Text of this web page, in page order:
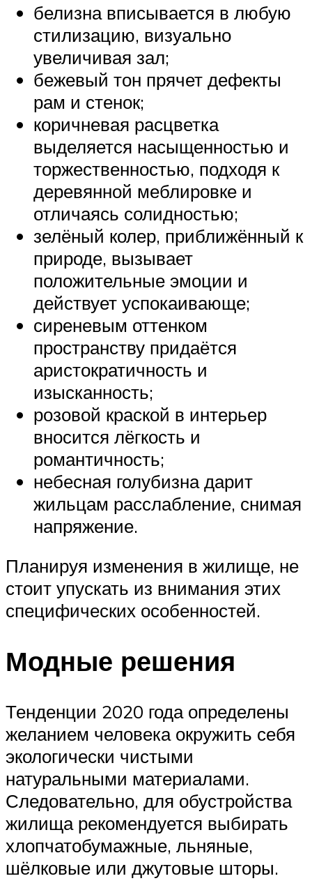
белизна вписывается в любую
стилизацию, визуально
увеличивая зал;
бежевый тон прячет дефекты
рам и стенок;
коричневая расцветка
выделяется насыщенностью и
торжественностью, подходя к
деревянной меблировке и
отличаясь солидностью;
зелёный колер, приближённый к
природе, вызывает
положительные эмоции и
действует успокаивающе;
сиреневым оттенком
пространству придаётся
аристократичность и
изысканность;
розовой краской в интерьер
вносится лёгкость и
романтичность;
небесная голубизна дарит
жильцам расслабление, снимая
напряжение.
Планируя изменения в жилище, не
стоит упускать из внимания этих
специфических особенностей.
Модные решения
Тенденции 2020 года определены
желанием человека окружить себя
экологически чистыми
натуральными материалами.
Следовательно, для обустройства
жилища рекомендуется выбирать
хлопчатобумажные, льняные,
шёлковые или джутовые шторы.